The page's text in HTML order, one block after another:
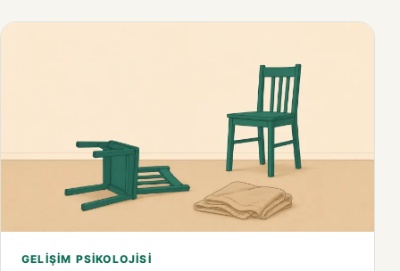
GELIŞIM PSIKOLOJISI